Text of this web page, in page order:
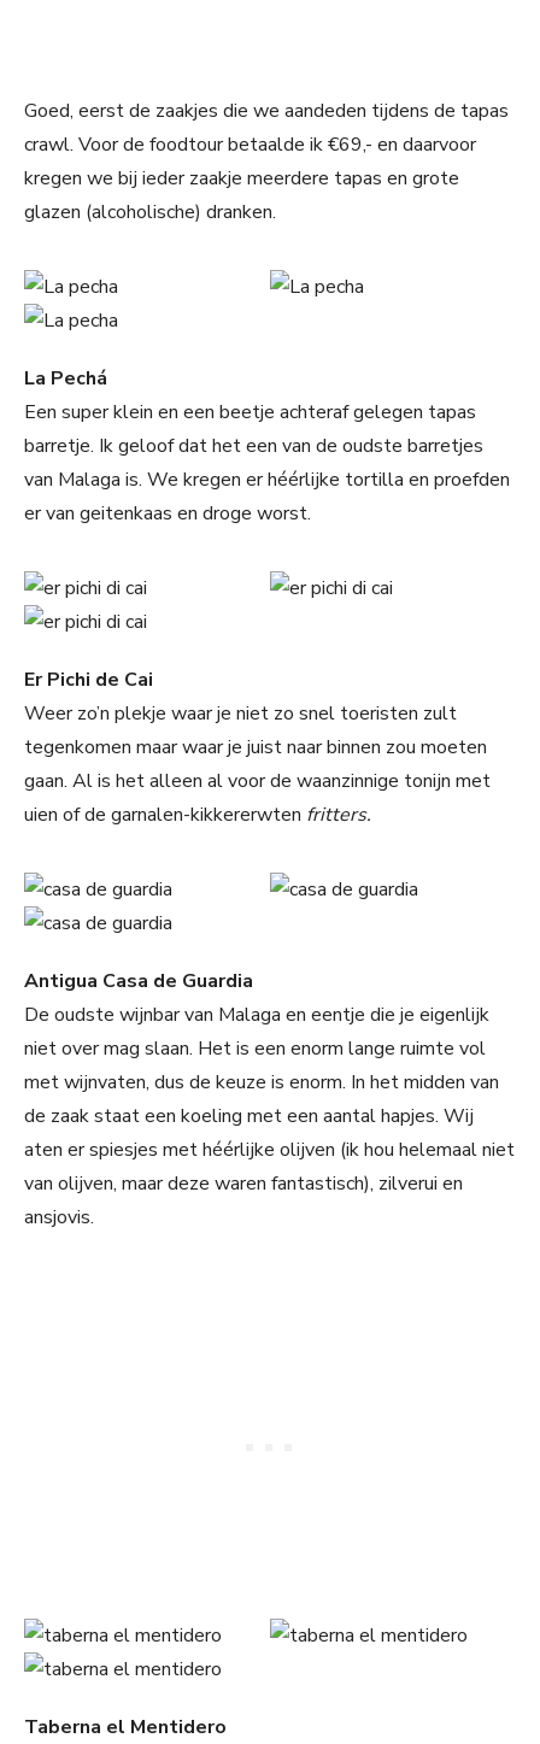
Goed, eerst de zaakjes die we aandeden tijdens de tapas
crawl. Voor de foodtour betaalde ik €69,- en daarvoor
kregen we bij ieder zaakje meerdere tapas en grote
glazen (alcoholische) dranken.
La Pechá
Een super klein en een beetje achteraf gelegen tapas
barretje. Ik geloof dat het een van de oudste barretjes
van Malaga is. We kregen er héérlijke tortilla en proefden
er van geitenkaas en droge worst.
Er Pichi de Cai
Weer zo’n plekje waar je niet zo snel toeristen zult
tegenkomen maar waar je juist naar binnen zou moeten
gaan. Al is het alleen al voor de waanzinnige tonijn met
uien of de garnalen-kikkererwten fritters.
Antigua Casa de Guardia
De oudste wijnbar van Malaga en eentje die je eigenlijk
niet over mag slaan. Het is een enorm lange ruimte vol
met wijnvaten, dus de keuze is enorm. In het midden van
de zaak staat een koeling met een aantal hapjes. Wij
aten er spiesjes met héérlijke olijven (ik hou helemaal niet
van olijven, maar deze waren fantastisch), zilverui en
ansjovis.
Taberna el Mentidero